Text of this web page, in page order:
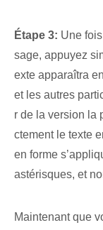
Étape 3: Une
sage, appuyez
exte apparaîtra
et les autres
r de la version la
ctement le texte
en forme
astérisques, et
Maintenant que